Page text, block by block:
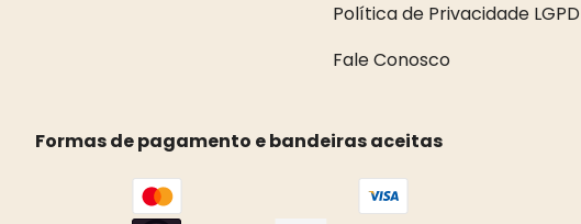
Política de Privacidade LGPD
Fale Conosco
Formas de pagamento e bandeiras aceitas